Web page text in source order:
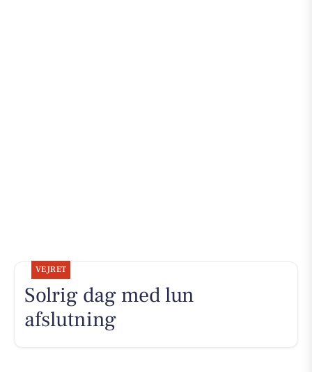
VEJRET
Solrig dag med lun
afslutning